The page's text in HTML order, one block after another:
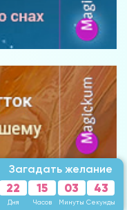
Загадать желание
22
Дня
15
Часов
03
Минуты
41
Секунда